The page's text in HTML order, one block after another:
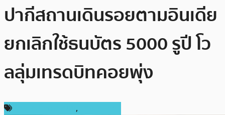
ปากีสถานเดินรอยตามอินเดีย
ยกเลิกใช้ธนบัตร 5000 รูปี โว
ลลุ่มเทรดบิทคอยพุ่ง
,